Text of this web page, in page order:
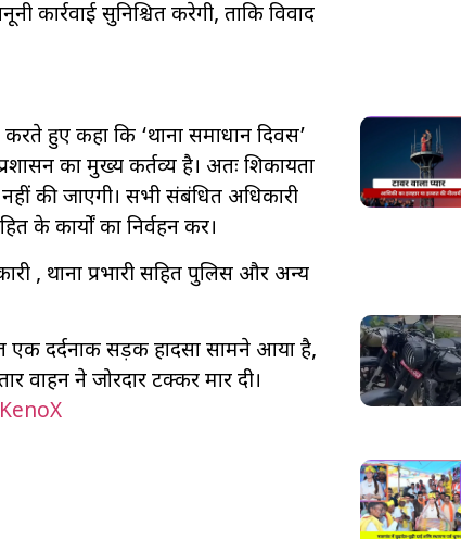
कार्रवाई सुनिश्चित करेगी, ताकि विवाद
हुए कहा कि ‘थाना समाधान दिवस’
का मुख्य कर्तव्य है। अतः शिकायतों
की जाएगी। सभी संबंधित अधिकारी
के कार्यों का निर्वहन करें।
, थाना प्रभारी सहित पुलिस और अन्य
एक दर्दनाक सड़क हादसा सामने आया है,
वाहन ने जोरदार टक्कर मार दी।